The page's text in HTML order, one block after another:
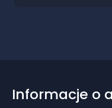
Informacje o